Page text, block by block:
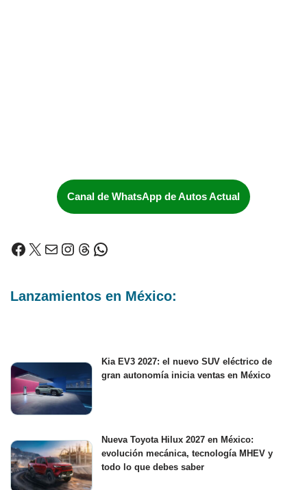
Canal de WhatsApp de Autos Actual
Lanzamientos en México:
Kia EV3 2027: el nuevo SUV eléctrico de
gran autonomía inicia ventas en México
Nueva Toyota Hilux 2027 en México:
evolución mecánica, tecnología MHEV y
todo lo que debes saber